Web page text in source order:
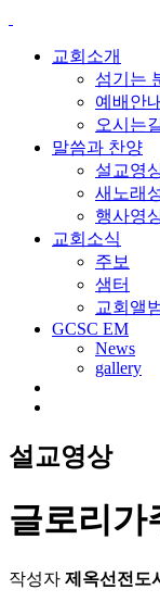
교회소개
섬기는
예배안내
오시는
말씀과 찬양
설교영
새노래
행사영
교회소식
주보
샘터
교회앨
GCSC EM
News
gallery
설교영상
글로리가
작성자 제옥선전도